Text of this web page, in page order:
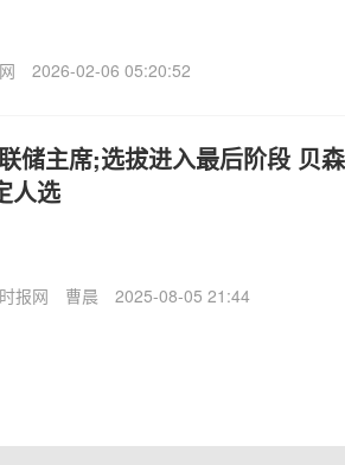
2026-02-06 05:20:52
储主席;选拔进入最后阶段 贝
人选
报网 曹晨 2025-08-05 21:44